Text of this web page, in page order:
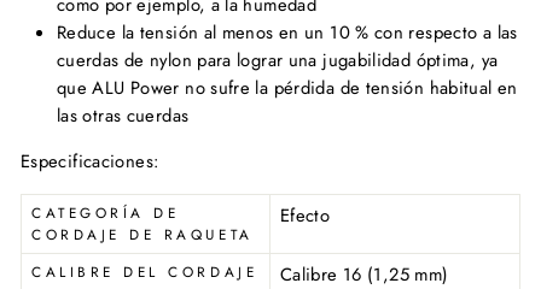
Reduce la tensión al menos en un 10 % con respecto a las
cuerdas de nylon para lograr una jugabilidad óptima, ya
que ALU Power no sufre la pérdida de tensión habitual en
las otras cuerdas
Especificaciones:
CATEGORÍA DE
CORDAJE DE RAQUETA
Efecto
CALIBRE DEL CORDAJE Calibre 16 (1,25 mm)